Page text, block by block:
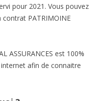
pour 2021. Vous pouvez
PATRIMOINE
ASSURANCES est 100%
afin de connaitre